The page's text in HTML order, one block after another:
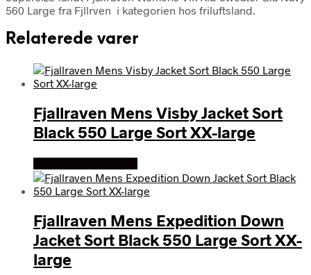
560 Large fra Fjllrven i kategorien hos friluftsland.
Relaterede varer
Fjallraven Mens Visby Jacket Sort
Black 550 Large Sort XX-large
Fjallraven Mens Expedition Down
Jacket Sort Black 550 Large Sort XX-
large